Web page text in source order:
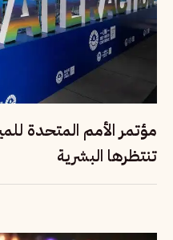
تنتظرها البشرية